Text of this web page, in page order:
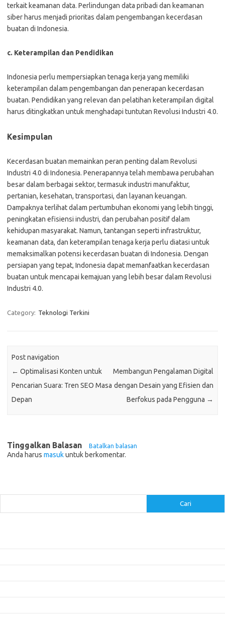
terkait keamanan data. Perlindungan data pribadi dan keamanan
siber harus menjadi prioritas dalam pengembangan kecerdasan
buatan di Indonesia.
c. Keterampilan dan Pendidikan
Indonesia perlu mempersiapkan tenaga kerja yang memiliki
keterampilan dalam pengembangan dan penerapan kecerdasan
buatan. Pendidikan yang relevan dan pelatihan keterampilan digital
harus ditingkatkan untuk menghadapi tuntutan Revolusi Industri 4.0.
Kesimpulan
Kecerdasan buatan memainkan peran penting dalam Revolusi
Industri 4.0 di Indonesia. Penerapannya telah membawa perubahan
besar dalam berbagai sektor, termasuk industri manufaktur,
pertanian, kesehatan, transportasi, dan layanan keuangan.
Dampaknya terlihat dalam pertumbuhan ekonomi yang lebih tinggi,
peningkatan efisiensi industri, dan perubahan positif dalam
kehidupan masyarakat. Namun, tantangan seperti infrastruktur,
keamanan data, dan keterampilan tenaga kerja perlu diatasi untuk
memaksimalkan potensi kecerdasan buatan di Indonesia. Dengan
persiapan yang tepat, Indonesia dapat memanfaatkan kecerdasan
buatan untuk mencapai kemajuan yang lebih besar dalam Revolusi
Industri 4.0.
Category: Teknologi Terkini
Post navigation
← Optimalisasi Konten untuk
Pencarian Suara: Tren SEO Masa
Depan
Membangun Pengalaman Digital
dengan Desain yang Efisien dan
Berfokus pada Pengguna →
Tinggalkan Balasan Batalkan balasan
Anda harus masukuntuk berkomentar.
Cari